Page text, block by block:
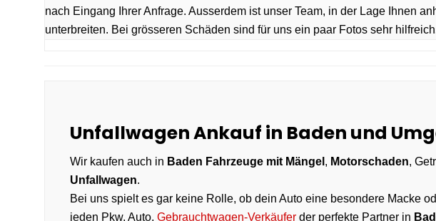
nach Eingang Ihrer Anfrage. Ausserdem ist unser Team, in der Lage Ihnen
unterbreiten. Bei grösseren Schäden sind für uns ein paar Fotos sehr
Unfallwagen Ankauf in Baden und
Wir kaufen auch in Baden Fahrzeuge mit Mängel , Motorschaden,
Unfallwagen.
Bei uns spielt es gar keine Rolle, ob dein Auto eine besondere Macke
jeden Pkw, Auto, Gebrauchtwagen-Verkäufer der perfekte Partner in